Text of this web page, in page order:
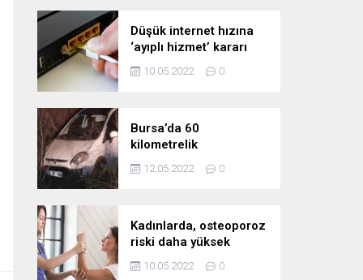
Düşük internet hızına
‘ayıplı hizmet’ kararı
10.05.2022 0
Bursa’da 60
kilometrelik
kovalamaca!
12.05.2022 0
Kadınlarda, osteoporoz
riski daha yüksek
10.05.2022 0